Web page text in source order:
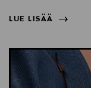
LUE LISÄÄ
LUE LISÄÄ